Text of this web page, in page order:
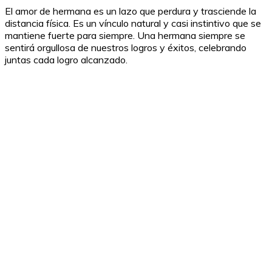
El amor de hermana es un lazo que perdura y trasciende la
distancia física. Es un vínculo natural y casi instintivo que se
mantiene fuerte para siempre. Una hermana siempre se
sentirá orgullosa de nuestros logros y éxitos, celebrando
juntas cada logro alcanzado.